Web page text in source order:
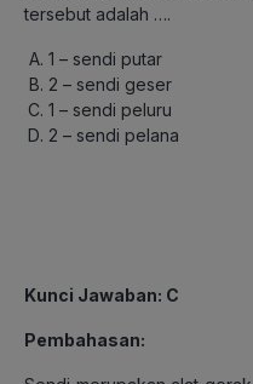
tersebut adalah ….
1 – sendi putar
2 – sendi geser
1 – sendi peluru
2 – sendi pelana
Kunci Jawaban: C
Pembahasan: